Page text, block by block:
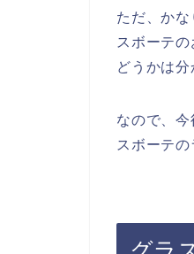
ただ、か
スボーテ
どうかは分
なので、
スボーテ